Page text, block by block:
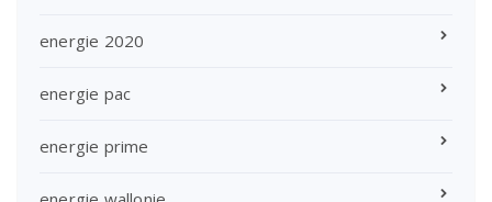
energie 2020
energie pac
energie prime